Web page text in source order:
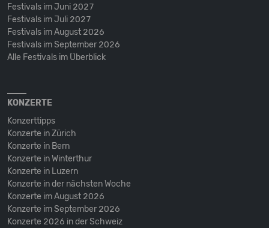
Festivals im Juni 2027
Festivals im Juli 2027
Festivals im August 2026
Festivals im September 2026
Alle Festivals im Überblick
KONZERTE
Konzerttipps
Konzerte in Zürich
Konzerte in Bern
Konzerte in Winterthur
Konzerte in Luzern
Konzerte in der nächsten Woche
Konzerte im August 2026
Konzerte im September 2026
Konzerte 2026 in der Schweiz